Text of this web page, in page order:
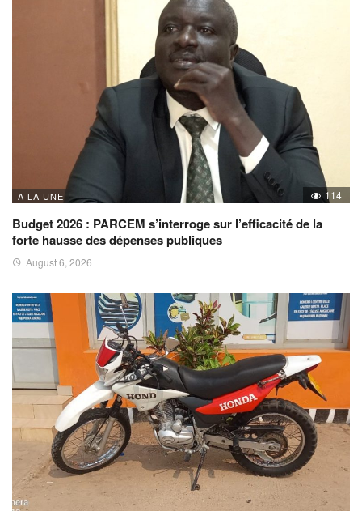
A LA UNE 114
Budget 2026 : PARCEM s’interroge sur l’efficacité de la
forte hausse des dépenses publiques
August 6, 2026